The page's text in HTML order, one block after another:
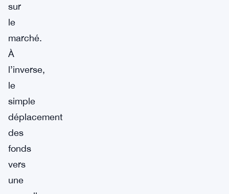
sur
le
marché.
À
l’inverse,
le
simple
déplacement
des
fonds
vers
une